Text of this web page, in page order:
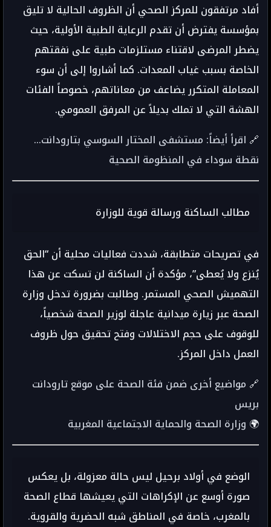
أفاد مرتفقون للمركز الصحي أن الظروف الحالية لا تليق
بمؤسسة يفترض أن تقدم الرعاية الطبية الأولية، حيث
يضطر المرضى لاقتناء مستلزمات طبية على نفقتهم
الخاصة بسبب غياب المعدات. كما أشاروا إلى أن سوء
المعاملة المتكرر يضاعف من معاناتهم، خصوصاً الفئات
الهشة التي لا تملك بديلاً عن المرفق العمومي.
🔗 اقرأ أيضاً: مستشفى المختار السوسي بتارودانت…
نقطة سوداء في المنظومة الصحية
مطالب الساكنة ورسالة قوية للوزارة
في تصريحات متطابقة، شددت فعاليات محلية أن “الحق
يُنزع ولا يُعطى”، مؤكدة أن الساكنة لن تسكت عن هذا
التهميش الصحي المستمر. وطالبت بضرورة تدخل وزارة
الصحة عبر زيارة ميدانية عاجلة لوزير الصحة شخصياً،
للوقوف على حجم الاختلالات وفتح تحقيق حول ظروف
العمل داخل المركز.
🔗 مواضيع أخرى ضمن فئة الصحة على موقع تارودانت
بريس
🌍 وزارة الصحة والحماية الاجتماعية المغربية
الوضع في أولاد برحيل ليس حالة معزولة، بل يعكس
صورة أوسع عن الإكراهات التي يعيشها قطاع الصحة
بالمغرب، خاصة في المناطق شبه الحضرية والقروية.